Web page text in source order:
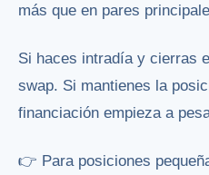
más que en pares
Si haces intradía y cierras
swap. Si mantienes la
financiación empieza a
👉 Para posiciones